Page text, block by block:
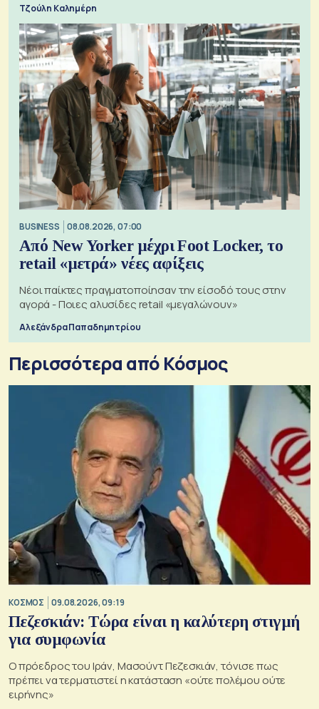
Τζούλη Καλημέρη
BUSINESS 08.08.2026, 07:00
Από New Yorker μέχρι Foot Locker, το
retail «μετρά» νέες αφίξεις
Νέοι παίκτες πραγματοποίησαν την είσοδό τους στην
αγορά - Ποιες αλυσίδες retail «μεγαλώνουν»
Αλεξάνδρα Παπαδημητρίου
Περισσότερα από Κόσμος
ΚΟΣΜΟΣ 09.08.2026, 09:19
Πεζεσκιάν: Τώρα είναι η καλύτερη στιγμή
για συμφωνία
Ο πρόεδρος του Ιράν, Μασούντ Πεζεσκιάν, τόνισε πως
πρέπει να τερματιστεί η κατάσταση «ούτε πολέμου ούτε
ειρήνης»